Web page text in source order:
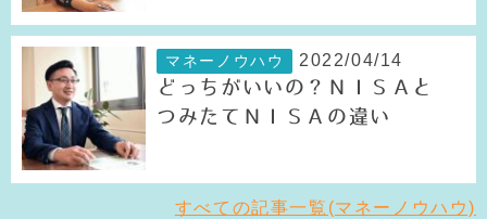
マネーノウハウ 2022/04/14
どっちがいいの？ＮＩＳＡと
つみたてＮＩＳＡの違い
すべての記事一覧(マネーノウハウ)